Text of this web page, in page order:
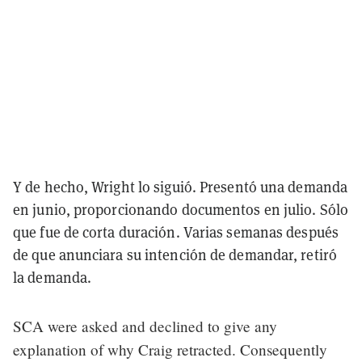
Y de hecho, Wright lo siguió. Presentó una demanda
en junio, proporcionando documentos en julio. Sólo
que fue de corta duración. Varias semanas después
de que anunciara su intención de demandar, retiró
la demanda.
SCA were asked and declined to give any
explanation of why Craig retracted. Consequently